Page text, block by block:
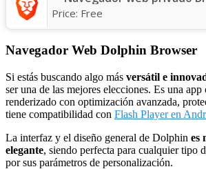
Price: Free
Navegador Web Dolphin Browser
Si estás buscando algo más versátil e
ser una de las mejores elecciones. Es una
renderizado con optimización avanzada,
tiene compatibilidad con Flash Player en
La interfaz y el diseño general de Dolphin es
elegante, siendo perfecta para cualquier tipo
por sus parámetros de personalización.